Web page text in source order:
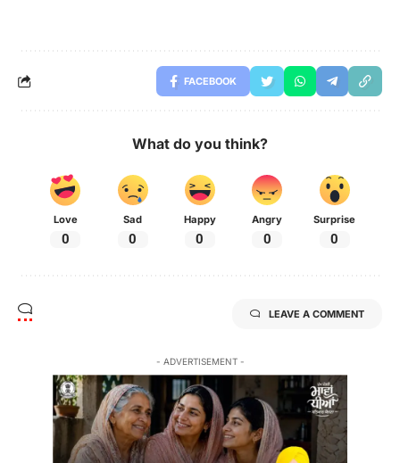
FACEBOOK
What do you think?
Love
0
Sad
0
Happy
0
Angry
0
Surprise
0
LEAVE A COMMENT
- ADVERTISEMENT -